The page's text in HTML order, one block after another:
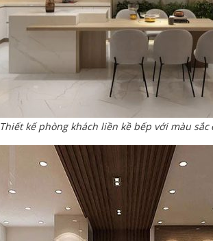
Thiết kế phòng khách liền kề bếp với màu sắc